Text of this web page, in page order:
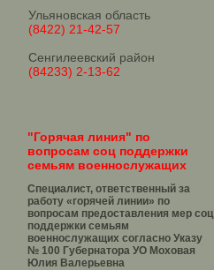
Ульяновская область
(8422) 21-42-57
Сенгилеевский район
(84233) 2-13-62
"Горячая линия" по
вопросам соц поддержки
семьям военнослужащих
Специалист, ответственный за
работу «горячей линии» по
вопросам предоставления мер соц
поддержки семьям
военнослужащих согласно Указу
№ 100 Губернатора УОМоховая
Юлия Валерьевна